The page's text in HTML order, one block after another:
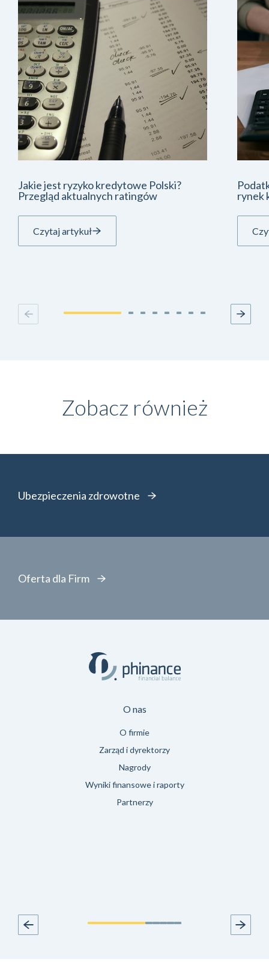
Jakie jest ryzyko kredytowe Polski?
Przegląd aktualnych ratingów
Czytaj artykuł
rynek
Zobacz również
Ubezpieczenia zdrowotne
Oferta dla Firm
O nas
O firmie
Zarząd i dyrektorzy
Nagrody
Wyniki finansowe i raporty
Partnerzy